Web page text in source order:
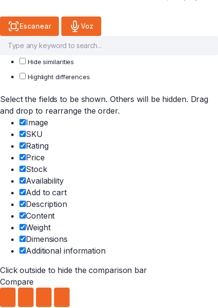
Escanear Voz
Hide similarities
Highlight differences
Select the fields to be shown. Others will be hidden. Drag
and drop to rearrange the order.
Image
SKU
Rating
Price
Stock
Availability
Add to cart
Description
Content
Weight
Dimensions
Additional information
Click outside to hide the comparison bar
Compare